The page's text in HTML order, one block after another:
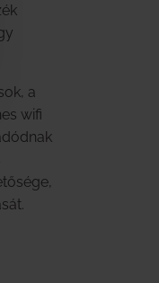
a
wifi